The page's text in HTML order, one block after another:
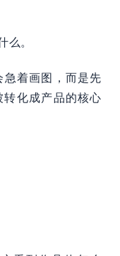
么。
急着画图，而是先
化成产品的核心